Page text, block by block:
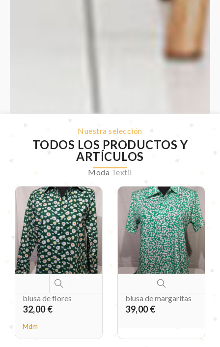
Nuestra selección
TODOS LOS PRODUCTOS Y
ARTÍCULOS
Moda Textil
blusa de flores
32,00 €
Mdm
blusa de margaritas
39,00 €